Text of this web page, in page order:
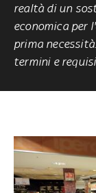
realtà di un
economica per
prima
termini e